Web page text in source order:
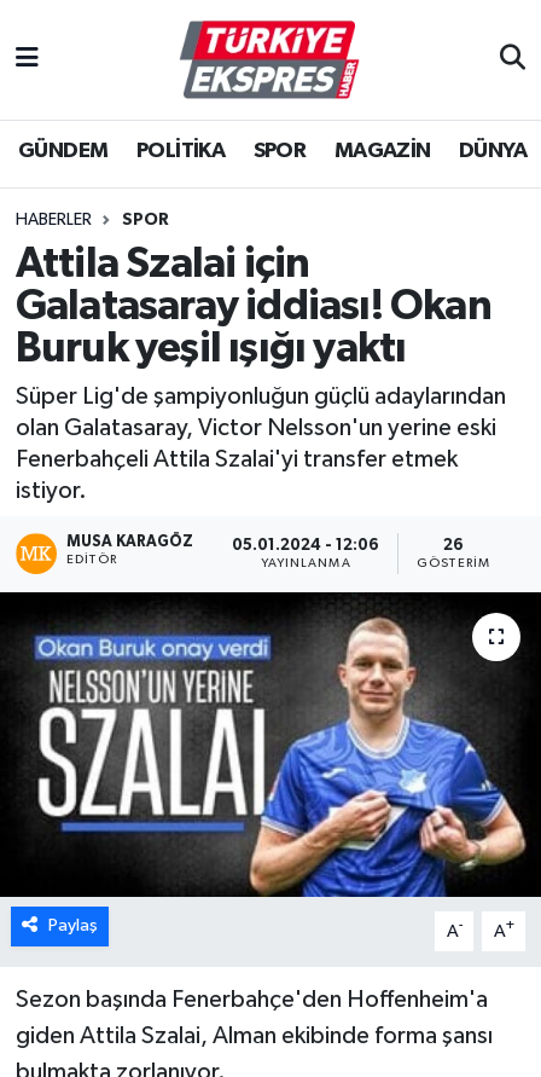
GÜNDEM POLİTİKA SPOR MAGAZİN DÜNYA
HABERLER SPOR
Attila Szalai için
Galatasaray iddiası! Okan
Buruk yeşil ışığı yaktı
Süper Lig'de şampiyonluğun güçlü adaylarından
olan Galatasaray, Victor Nelsson'un yerine eski
Fenerbahçeli Attila Szalai'yi transfer etmek
istiyor.
MUSA KARAGÖZ
EDITÖR
05.01.2024 - 12:06
YAYINLANMA
26
GÖSTERIM
Paylaş A- A+
Sezon başında Fenerbahçe'den Hoffenheim'a
giden Attila Szalai, Alman ekibinde forma şansı
İstanbul Nöbetçi Eczaneler
İstanbul Hava Durumu
İstanbul Namaz Vakitleri
İstanbul Trafik Yoğunluk Haritası
Süper Lig Puan Durumu ve Fikstür
Tüm Manşetler
Son Dakika Haberleri